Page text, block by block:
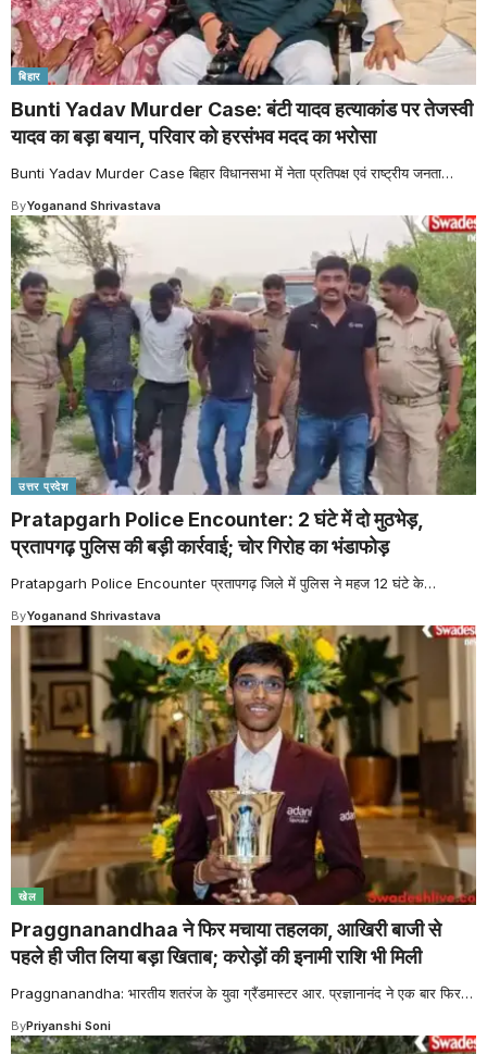
बिहार
Bunti Yadav Murder Case: बंटी यादव हत्याकांड पर तेजस्वी
यादव का बड़ा बयान, परिवार को हरसंभव मदद का भरोसा
Bunti Yadav Murder Case बिहार विधानसभा में नेता प्रतिपक्ष एवं राष्ट्रीय जनता…
ByYoganand Shrivastava
उत्तर प्रदेश
Pratapgarh Police Encounter: 2 घंटे में दो मुठभेड़,
प्रतापगढ़ पुलिस की बड़ी कार्रवाई; चोर गिरोह का भंडाफोड़
Pratapgarh Police Encounter प्रतापगढ़ जिले में पुलिस ने महज 12 घंटे के…
ByYoganand Shrivastava
खेल
Praggnanandhaa ने फिर मचाया तहलका, आखिरी बाजी से
पहले ही जीत लिया बड़ा खिताब; करोड़ों की इनामी राशि भी मिली
Praggnanandha: भारतीय शतरंज के युवा ग्रैंडमास्टर आर. प्रज्ञानानंद ने एक बार फिर…
ByPriyanshi Soni